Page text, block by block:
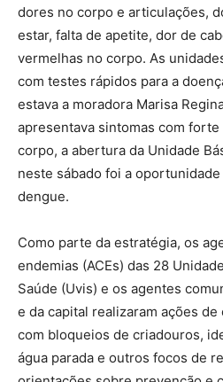
dores no corpo e articulações,
estar, falta de apetite, dor de
vermelhas no corpo. As
com testes rápidos para a
estava a moradora Marisa
apresentava sintomas com
corpo, a abertura da Unidade
neste sábado foi a
dengue.
Como parte da estratégia, os
endemias (ACEs) das 28
Saúde (Uvis) e os agentes
e da capital realizaram ações de
com bloqueios de criadouros,
água parada e outros focos de